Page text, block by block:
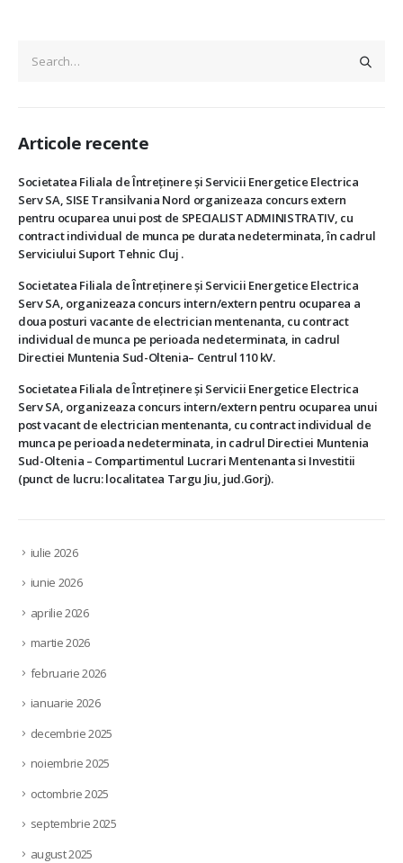
Articole recente
Societatea Filiala de Întreţinere şi Servicii Energetice Electrica
Serv SA, SISE Transilvania Nord organizeaza concurs extern
pentru ocuparea unui post de SPECIALIST ADMINISTRATIV, cu
contract individual de munca pe durata nedeterminata, în cadrul
Serviciului Suport Tehnic Cluj .
Societatea Filiala de Întreţinere şi Servicii Energetice Electrica
Serv SA, organizeaza concurs intern/extern pentru ocuparea a
doua posturi vacante de electrician mentenanta, cu contract
individual de munca pe perioada nedeterminata, in cadrul
Directiei Muntenia Sud-Oltenia– Centrul 110 kV.
Societatea Filiala de Întreţinere şi Servicii Energetice Electrica
Serv SA, organizeaza concurs intern/extern pentru ocuparea unui
post vacant de electrician mentenanta, cu contract individual de
munca pe perioada nedeterminata, in cadrul Directiei Muntenia
Sud-Oltenia – Compartimentul Lucrari Mentenanta si Investitii
(punct de lucru: localitatea Targu Jiu, jud.Gorj).
iulie 2026
iunie 2026
aprilie 2026
martie 2026
februarie 2026
ianuarie 2026
decembrie 2025
noiembrie 2025
octombrie 2025
septembrie 2025
august 2025